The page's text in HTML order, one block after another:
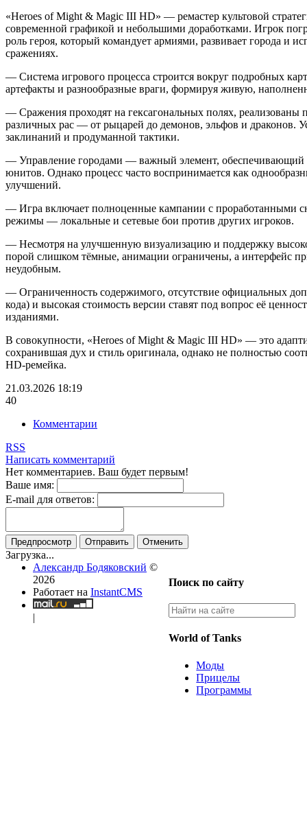
«Heroes of Might & Magic III HD» — ремастер культовой
современной графикой и небольшими доработками. Игрок
роль героя, который командует армиями, развивает города и
сражениях.
— Система игрового процесса строится вокруг подробных
артефакты и разнообразные враги, формируя живую,
— Сражения проходят на гексагональных полях, реализованы
различных рас — от рыцарей до демонов, эльфов и драконов.
заклинаний и продуманной тактики.
— Управление городами — важный элемент, обеспечивающий
юнитов. Однако процесс часто воспринимается как
улучшений.
— Игра включает полноценные кампании с проработанными
режимы — локальные и сетевые бои против других игроков.
— Несмотря на улучшенную визуализацию и поддержку
порой слишком тёмные, анимации ограничены, а интерфейс
неудобным.
— Ограниченность содержимого, отсутствие официальных
кода) и высокая стоимость версии ставят под вопрос её
изданиями.
В совокупности, «Heroes of Might & Magic III HD» — это
сохранившая дух и стиль оригинала, однако не полностью
HD-ремейка.
21.03.2026 18:19
40
Комментарии
RSS
Написать комментарий
Нет комментариев. Ваш будет первым!
Ваше имя:
E-mail для ответов:
Предпросмотр Отправить Отменить
Загрузка...
Поиск по сайту
World of Tanks
Моды
Прицелы
Программы
Александр Бодяковский ©
2026
Работает на InstantCMS
|